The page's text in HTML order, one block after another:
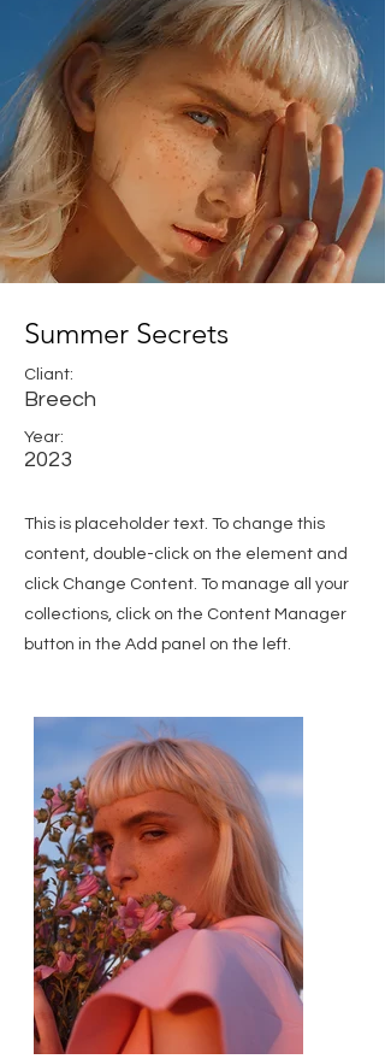
Summer Secrets
Cliant:
Breech
Year:
2023
This is placeholder text. To change this
content, double-click on the element and
click Change Content. To manage all your
collections, click on the Content Manager
button in the Add panel on the left.